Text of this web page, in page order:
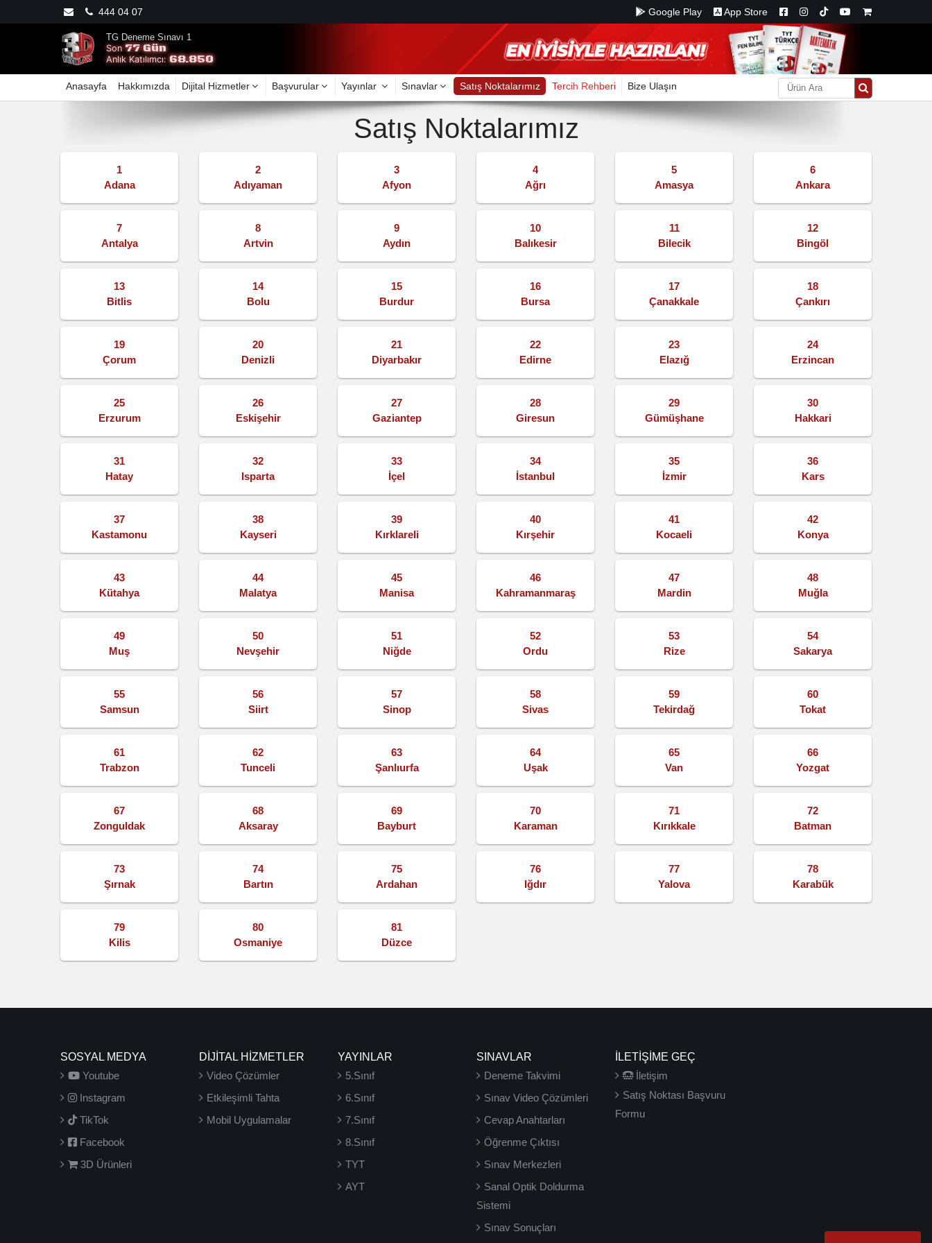
444 04 07 Google Play App Store
TG Deneme Sınavı 1
Son77 Gün
Anlık Katılımcı:68.850
Anasayfa Hakkımızda Dijital Hizmetler Başvurular Yayınlar Sınavlar Satış Noktalarımız Tercih Rehberi Bize Ulaşın
Satış Noktalarımız
1
Adana
2
Adıyaman
3
Afyon
4
Ağrı
5
Amasya
6
Ankara
7
Antalya
8
Artvin
9
Aydın
10
Balıkesir
11
Bilecik
12
Bingöl
13
Bitlis
14
Bolu
15
Burdur
16
Bursa
17
Çanakkale
18
Çankırı
19
Çorum
20
Denizli
21
Diyarbakır
22
Edirne
23
Elazığ
24
Erzincan
25
Erzurum
26
Eskişehir
27
Gaziantep
28
Giresun
29
Gümüşhane
30
Hakkari
31
Hatay
32
Isparta
33
İçel
34
İstanbul
35
İzmir
36
Kars
37
Kastamonu
38
Kayseri
39
Kırklareli
40
Kırşehir
41
Kocaeli
42
Konya
43
Kütahya
44
Malatya
45
Manisa
46
Kahramanmaraş
47
Mardin
48
Muğla
49
Muş
50
Nevşehir
51
Niğde
52
Ordu
53
Rize
54
Sakarya
55
Samsun
56
Siirt
57
Sinop
58
Sivas
59
Tekirdağ
60
Tokat
61
Trabzon
62
Tunceli
63
Şanlıurfa
64
Uşak
65
Van
66
Yozgat
67
Zonguldak
68
Aksaray
69
Bayburt
70
Karaman
71
Kırıkkale
72
Batman
73
Şırnak
74
Bartın
75
Ardahan
76
Iğdır
77
Yalova
78
Karabük
79
Kilis
80
Osmaniye
81
Düzce
SOSYAL MEDYA
Youtube
Instagram
TikTok
Facebook
3D Ürünleri
DİJİTAL HİZMETLER
Video Çözümler
Etkileşimli Tahta
Mobil Uygulamalar
YAYINLAR
5.Sınıf
6.Sınıf
7.Sınıf
8.Sınıf
TYT
AYT
SINAVLAR
Deneme Takvimi
Sınav Video Çözümleri
Cevap Anahtarları
Öğrenme Çıktısı
Sınav Merkezleri
Sanal Optik Doldurma
Sistemi
Sınav Sonuçları
İLETIŞIME GEÇ
İletişim
Satış Noktası Başvuru
Formu